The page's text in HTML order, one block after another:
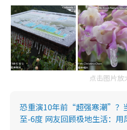
点击图片放
恐重演10年前“超强寒潮”？
至-6度 网友回顾极地生活：用